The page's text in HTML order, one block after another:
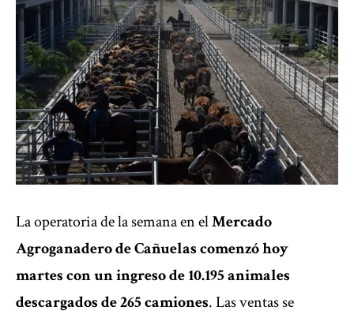
La operatoria de la semana en elMercado
Agroganadero de Cañuelas comenzó hoy
martes con un ingreso de 10.195 animales
descargados de 265 camiones. Las ventas se